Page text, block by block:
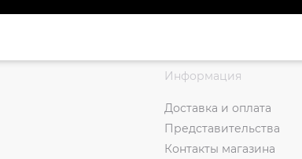
Информация
Доставка и оплата
Представительства
Контакты магазина